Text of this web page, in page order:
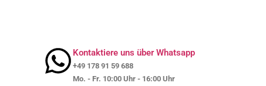
Kontaktiere uns über Whatsapp
+49 178 91 59 688
Mo. - Fr. 10:00 Uhr - 16:00 Uhr